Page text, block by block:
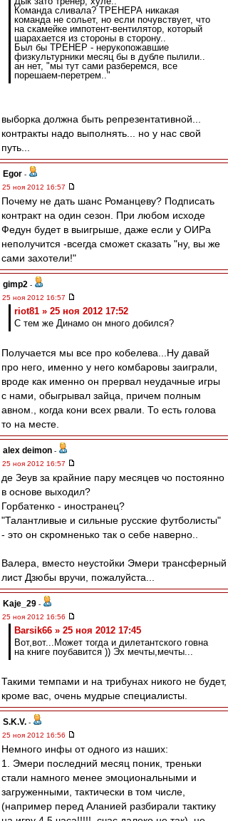
Команда сливала? ТРЕНЕРА никакая
команда не сольет, но если почувствует, что
на скамейке импотент-вентилятор, который
шарахается из стороны в сторону..
Был бы ТРЕНЕР - нерукопожавшие
физкультурники месяц бы в дубле пылили..
ан нет, "мы тут сами разберемся, все
порешаем-перетрем.."
выборка должна быть репрезентативной...
контракты надо выполнять... но у нас свой
путь...
Egor -
25 ноя 2012 16:57
Почему не дать шанс Романцеву? Подписать
контракт на один сезон. При любом исходе
Федун будет в выигрыше, даже если у ОИРа
неполучится -всегда сможет сказать "ну, вы же
сами захотели!"
gimp2 -
25 ноя 2012 16:57
riot81 » 25 ноя 2012 17:52
С тем же Динамо он много добился?
Получается мы все про кобелева...Ну давай
про него, именно у него комбаровы заиграли,
вроде как именно он прервал неудачные игры
с нами, обыгрывал зайца, причем полным
авном., когда кони всех рвали. То есть голова
то на месте.
alex deimon -
25 ноя 2012 16:57
де Зеув за крайние пару месяцев чо постоянно
в основе выходил?
Горбатенко - иностранец?
"Талантливые и сильные русские футболисты"
- это он скромненько так о себе наверно..
Валера, вместо неустойки Эмери трансферный
лист Дзюбы вручи, пожалуйста...
Kaje_29 -
25 ноя 2012 16:56
Barsik66 » 25 ноя 2012 17:45
Вот,вот...Может тогда и дилетантского говна
на книге поубавится )) Эх мечты,мечты...
Такими темпами и на трибунах никого не будет,
кроме вас, очень мудрые специалисты.
S.K.V. -
25 ноя 2012 16:56
Немного инфы от одного из наших:
1. Эмери последний месяц поник, треньки
стали намного менее эмоциональными и
загруженными, тактически в том числе,
(например перед Аланией разбирали тактику